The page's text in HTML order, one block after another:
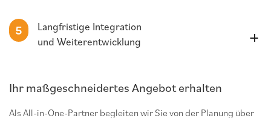
5
Langfristige Integration
und Weiterentwicklung
Ihr maßgeschneidertes Angebot erhalten
Als All-in-One-Partner begleiten wir Sie von der Planung über